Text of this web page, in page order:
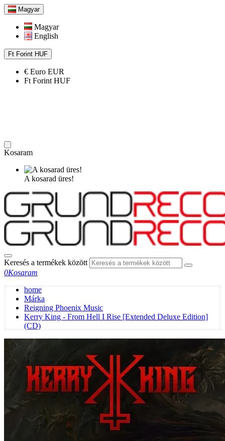
Magyar
Magyar
English
Ft Forint HUF
€ Euro EUR
Ft Forint HUF
Kosaram
A kosarad üres!
Keresés a termékek között
0Kosaram
home
Márka
Reigning Phoenix Music
Kerry King - From Hell I Rise [Extended Deluxe Edition]
(CD)